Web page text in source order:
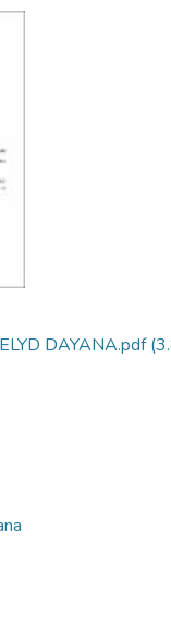
DAYANA.pdf